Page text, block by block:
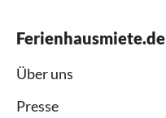
Ferienhausmiete.de
Über uns
Presse